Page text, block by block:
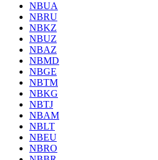
NBUA
NBRU
NBKZ
NBUZ
NBAZ
NBMD
NBGE
NBTM
NBKG
NBTJ
NBAM
NBLT
NBEU
NBRO